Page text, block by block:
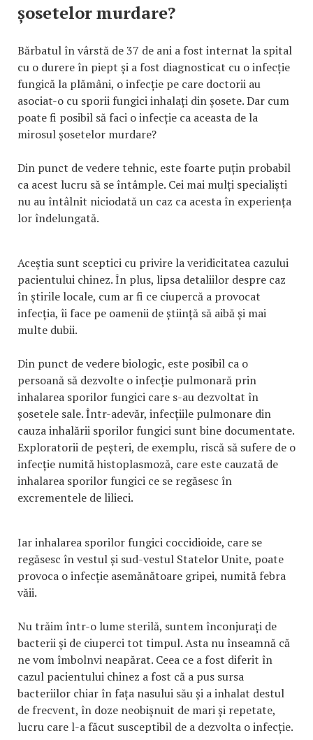
șosetelor murdare?
Bărbatul în vârstă de 37 de ani a fost internat la spital
cu o durere în piept și a fost diagnosticat cu o infecție
fungică la plămâni, o infecție pe care doctorii au
asociat-o cu sporii fungici inhalați din șosete. Dar cum
poate fi posibil să faci o infecție ca aceasta de la
mirosul șosetelor murdare?
Din punct de vedere tehnic, este foarte puțin probabil
ca acest lucru să se întâmple. Cei mai mulți specialiști
nu au întâlnit niciodată un caz ca acesta în experiența
lor îndelungată.
Aceștia sunt sceptici cu privire la veridicitatea cazului
pacientului chinez. În plus, lipsa detaliilor despre caz
în știrile locale, cum ar fi ce ciupercă a provocat
infecția, îi face pe oamenii de știință să aibă și mai
multe dubii.
Din punct de vedere biologic, este posibil ca o
persoană să dezvolte o infecție pulmonară prin
inhalarea sporilor fungici care s-au dezvoltat în
șosetele sale. Într-adevăr, infecțiile pulmonare din
cauza inhalării sporilor fungici sunt bine documentate.
Exploratorii de peșteri, de exemplu, riscă să sufere de o
infecție numită histoplasmoză, care este cauzată de
inhalarea sporilor fungici ce se regăsesc în
excrementele de lilieci.
Iar inhalarea sporilor fungici coccidioide, care se
regăsesc în vestul și sud-vestul Statelor Unite, poate
provoca o infecție asemănătoare gripei, numită febra
văii.
Nu trăim într-o lume sterilă, suntem înconjurați de
bacterii și de ciuperci tot timpul. Asta nu înseamnă că
ne vom îmbolnvi neapărat. Ceea ce a fost diferit în
cazul pacientului chinez a fost că a pus sursa
bacteriilor chiar în fața nasului său și a inhalat destul
de frecvent, în doze neobișnuit de mari și repetate,
lucru care l-a făcut susceptibil de a dezvolta o infecție.